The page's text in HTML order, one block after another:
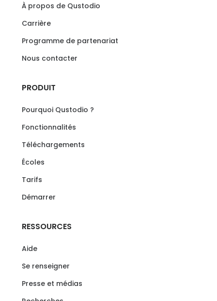
À propos de Qustodio
Carrière
Programme de partenariat
Nous contacter
PRODUIT
Pourquoi Qustodio ?
Fonctionnalités
Téléchargements
Écoles
Tarifs
Démarrer
RESSOURCES
Aide
Se renseigner
Presse et médias